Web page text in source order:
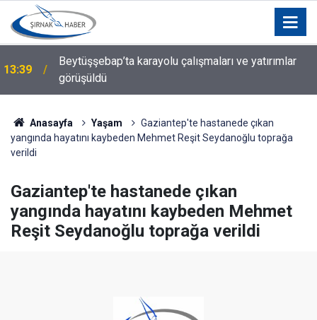
13:39
Beytüşşebap’ta karayolu çalışmaları ve yatırımlar
görüşüldü
Anasayfa Yaşam
Gaziantep'te hastanede çıkan
yangında hayatını kaybeden Mehmet Reşit Seydanoğlu toprağa
verildi
Gaziantep'te hastanede çıkan
yangında hayatını kaybeden Mehmet
Reşit Seydanoğlu toprağa verildi